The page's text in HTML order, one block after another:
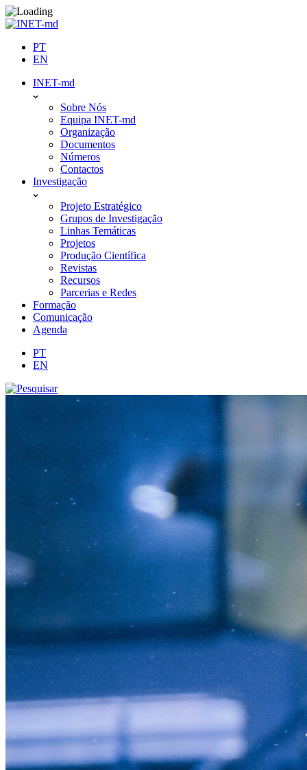
Skip
to
PT
EN
INET-md
Sobre Nós
Equipa INET-md
Organização
Documentos
Números
Contactos
Investigação
Projeto Estratégico
Grupos de Investigação
Linhas Temáticas
Projetos
Produção Científica
Revistas
Recursos
Parcerias e Redes
Formação
Comunicação
Agenda
PT
EN